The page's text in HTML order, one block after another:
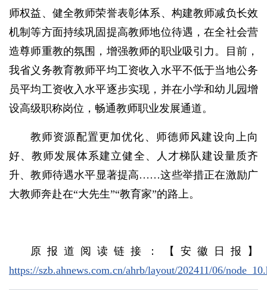
师权益、健全教师荣誉表彰体系、构建教师减负长效
机制等方面持续巩固提高教师地位待遇，在全社会营
造尊师重教的氛围，增强教师的职业吸引力。目前，
我省义务教育教师平均工资收入水平不低于当地公务
员平均工资收入水平逐步实现，并在小学和幼儿园增
设高级职称岗位，畅通教师职业发展通道。
教师资源配置更加优化、师德师风建设向上向
好、教师发展体系建立健全、人才梯队建设量质齐
升、教师待遇水平显著提高……这些举措正在激励广
大教师奔赴在“大先生”“教育家”的路上。
原报道阅读链接：【安徽日报】
https://szb.ahnews.com.cn/ahrb/layout/202411/06/